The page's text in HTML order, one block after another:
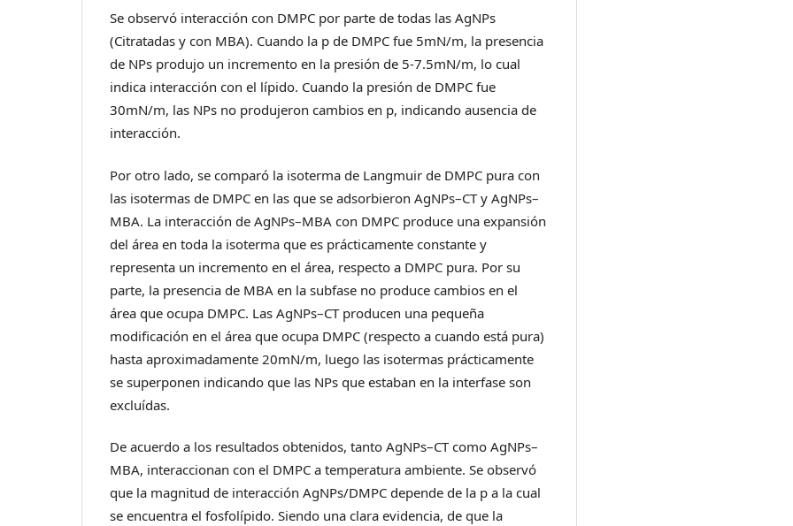
Se observó interacción con DMPC por parte de todas las AgNPs
(Citratadas y con MBA). Cuando la p de DMPC fue 5mN/m, la presencia
de NPs produjo un incremento en la presión de 5-7.5mN/m, lo cual
indica interacción con el lípido. Cuando la presión de DMPC fue
30mN/m, las NPs no produjeron cambios en p, indicando ausencia de
interacción.
Por otro lado, se comparó la isoterma de Langmuir de DMPC pura con
las isotermas de DMPC en las que se adsorbieron AgNPs–CT y AgNPs–
MBA. La interacción de AgNPs–MBA con DMPC produce una expansión
del área en toda la isoterma que es prácticamente constante y
representa un incremento en el área, respecto a DMPC pura. Por su
parte, la presencia de MBA en la subfase no produce cambios en el
área que ocupa DMPC. Las AgNPs–CT producen una pequeña
modificación en el área que ocupa DMPC (respecto a cuando está pura)
hasta aproximadamente 20mN/m, luego las isotermas prácticamente
se superponen indicando que las NPs que estaban en la interfase son
excluídas.
De acuerdo a los resultados obtenidos, tanto AgNPs–CT como AgNPs–
MBA, interaccionan con el DMPC a temperatura ambiente. Se observó
que la magnitud de interacción AgNPs/DMPC depende de la p a la cual
se encuentra el fosfolípido. Siendo una clara evidencia, de que la